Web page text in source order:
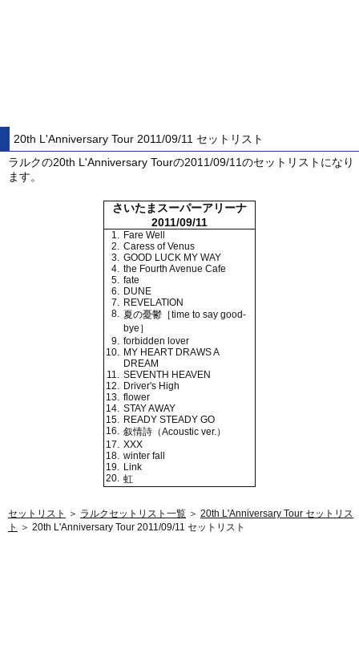
20th L'Anniversary Tour 2011/09/11 セットリスト
ラルクの20th L'Anniversary Tourの2011/09/11のセットリストになり
ます。
さいたまスーパーアリーナ
2011/09/11
1. Fare Well
2. Caress of Venus
3. GOOD LUCK MY WAY
4. the Fourth Avenue Cafe
5. fate
6. DUNE
7. REVELATION
8. 夏の憂鬱［time to say good-
bye］
9. forbidden lover
10. MY HEART DRAWS A
DREAM
11. SEVENTH HEAVEN
12. Driver's High
13. flower
14. STAY AWAY
15. READY STEADY GO
16. 叙情詩（Acoustic ver.）
17. XXX
18. winter fall
19. Link
20. 虹
セットリスト ＞ ラルクセットリスト一覧 ＞ 20th L'Anniversary Tour セットリス
ト
＞ 20th L'Anniversary Tour 2011/09/11 セットリスト